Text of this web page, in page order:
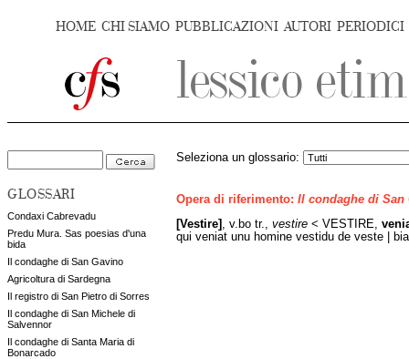
HOME CHI SIAMO PUBBLICAZIONI AUTORI PERIODICI
GLOSSARI
Condaxi Cabrevadu
Predu Mura. Sas poesias d'una
bida
Il condaghe di San Gavino
Agricoltura di Sardegna
Il registro di San Pietro di Sorres
Il condaghe di San Michele di
Salvennor
Il condaghe di Santa Maria di
Bonarcado
Seleziona un glossario:
Opera di riferimento: Il condaghe di San
[Vestire]
, v.bo tr., vestire < VESTIRE,
qui veniat unu homine vestidu de veste |